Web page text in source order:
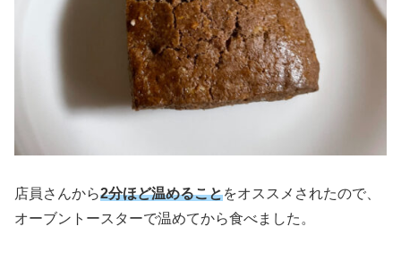
店員さんから2分ほど温めることをオススメされたので、
オーブントースターで温めてから食べました。